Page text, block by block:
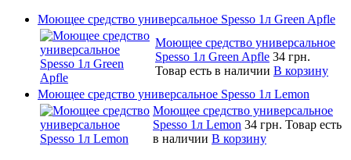
Моющее средство универсальное Spesso 1л Green Apfle
Моющее средство универсальное
Spesso 1л Green Apfle 34 грн.
Товар есть в наличии В корзину
Моющее средство универсальное Spesso 1л Lemon
Моющее средство универсальное
Spesso 1л Lemon 34 грн. Товар есть
в наличии В корзину